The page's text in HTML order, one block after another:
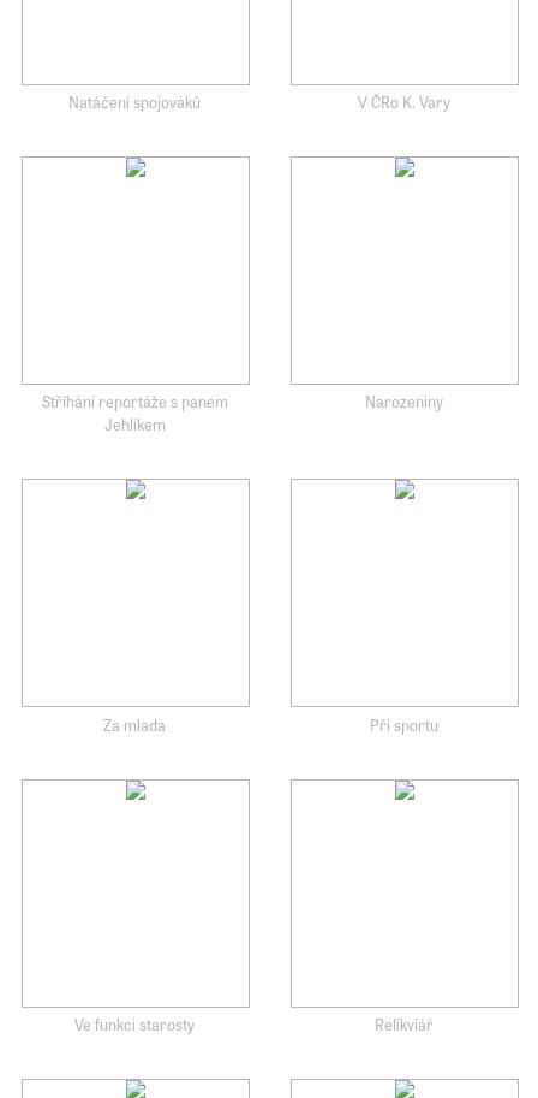
Natáčení spojováků V ČRo K. Vary
Stříhání reportáže s panem
Jehlíkem
Narozeniny
Za mlada Při sportu
Ve funkci starosty Relikviář